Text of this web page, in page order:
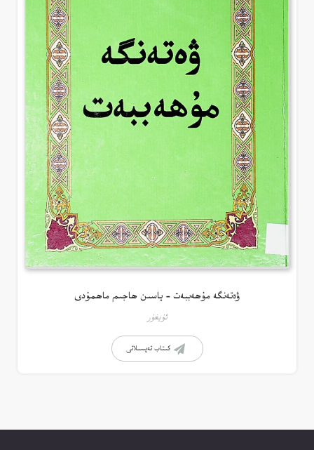
ۋەتەنگە مۇھەببەت – ياسىن ھاجىم ماھمۇدى
ئۇيغۇر
كىتاب تەپسىلاتى